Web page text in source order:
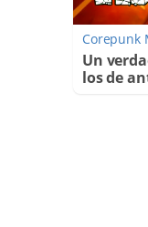
Corepunk
Un
los de